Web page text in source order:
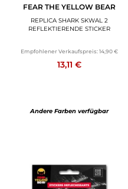
FEAR THE YELLOW BEAR
REPLICA SHARK SKWAL 2
REFLEKTIERENDE STICKER
Empfohlener Verkaufspreis: 14,90 €
13,11 €
Andere Farben verfügbar